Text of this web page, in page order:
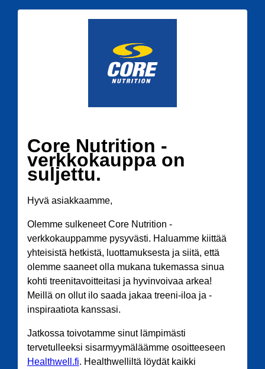
Core Nutrition -
verkkokauppa on
suljettu.
Hyvä asiakkaamme,
Olemme sulkeneet Core Nutrition -
verkkokauppamme pysyvästi. Haluamme kiittää
yhteisistä hetkistä, luottamuksesta ja siitä, että
olemme saaneet olla mukana tukemassa sinua
kohti treenitavoitteitasi ja hyvinvoivaa arkea!
Meillä on ollut ilo saada jakaa treeni-iloa ja -
inspiraatiota kanssasi.
Jatkossa toivotamme sinut lämpimästi
tervetulleeksi sisarmyymäläämme osoitteeseen
Healthwell.fi. Healthwelliltä löydät kaikki